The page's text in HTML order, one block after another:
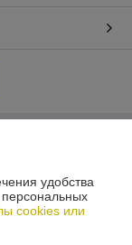
удобства
cookies или